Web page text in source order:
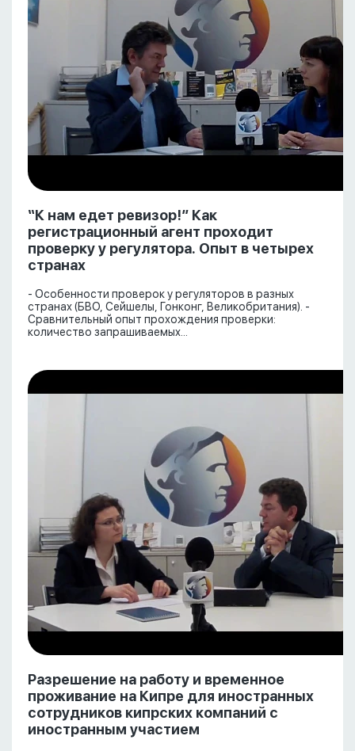
“К нам едет ревизор!” Как
регистрационный агент проходит
проверку у регулятора. Опыт в четырех
странах
- Особенности проверок у регуляторов в разных
странах (БВО, Сейшелы, Гонконг, Великобритания). -
Сравнительный опыт прохождения проверки:
количество запрашиваемых...
Разрешение на работу и временное
проживание на Кипре для иностранных
сотрудников кипрских компаний с
иностранным участием